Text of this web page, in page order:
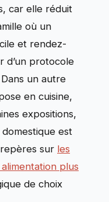
car elle réduit
où un
et rendez-
d’un protocole
un autre
en cuisine,
expositions,
est
sur les
plus
de choix